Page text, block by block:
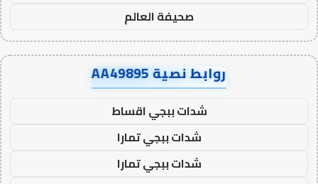
صحيفة العالم
روابط نصية AA49895
شدات ببجي اقساط
شدات ببجي تمارا
شدات ببجي تمارا